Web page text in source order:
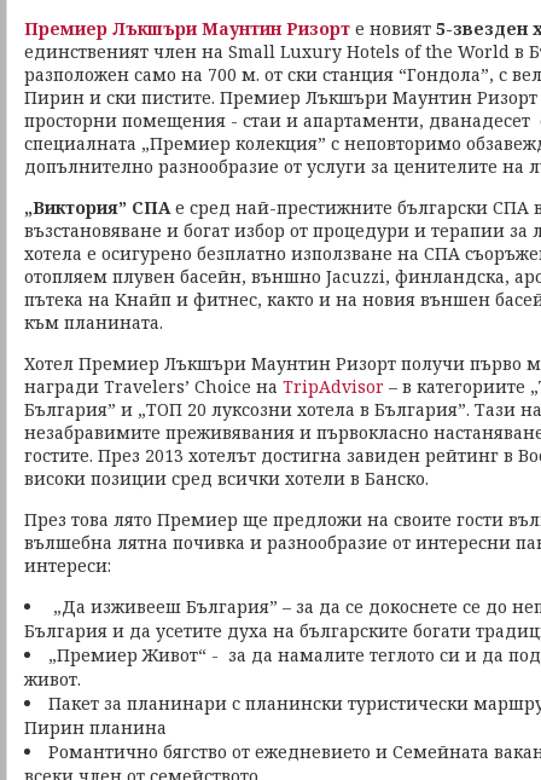
Премиер Лъкшъри Маунтин Ризорт е новият 5-звезден
единственият член на Small Luxury Hotels of the World в
разположен само на 700 м. от ски станция “Гондола”, с
Пирин и ски пистите. Премиер Лъкшъри Маунтин
просторни помещения - стаи и апартаменти, дванадесет
специалната „Премиер колекция” с неповторимо
допълнително разнообразие от услуги за ценителите на
„Виктория” СПАе сред най-престижните български СПА
възстановяване и богат избор от процедури и терапии за
хотела е осигурено безплатно използване на СПА
отопляем плувен басейн, външно Jacuzzi, финландска,
пътека на Кнайп и фитнес, както и на новия външен
към планината.
Хотел Премиер Лъкшъри Маунтин Ризорт получи първо
награди Travelers’ Choice на TripAdvisor – в категориите
България” и „ТОП 20 луксозни хотела в България”. Тази
незабравимите преживявания и първокласно
гостите. През 2013 хотелът достигна завиден рейтинг в
високи позиции сред всички хотели в Банско.
През това лято Премиер ще предложи на своите гости
вълшебна лятна почивка и разнообразие от интересни
интереси:
„Да изживееш България” – за да се докоснете се до
България и да усетите духа на българските богати
„Премиер Живот“ - за да намалите теглото си и да
живот.
Пакет за планинари с планински туристически
Пирин планина
Романтично бягство от ежедневието и Семейната